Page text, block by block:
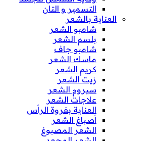
التسمير و التان
العناية بالشعر
شامبو الشعر
بلسم الشعر
شامبو جاف
ماسك الشعر
كريم الشعر
زيت الشعر
سيروم الشعر
علاجات الشعر
العناية بفروة الرأس
أصباغ الشعر
الشعر المصبوغ